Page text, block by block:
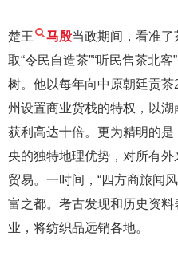
楚王 马殷当政期间，看准
取“令民自造茶”“听民售茶北
树。他以每年向中原朝廷贡
州设置商业货栈的特权，以湖
获利高达十倍。更为精明的
央的独特地理优势，对所有
贸易。一时间，“四方商旅闻
富之都。考古发现和历史资
业，将纺织品远销各地。